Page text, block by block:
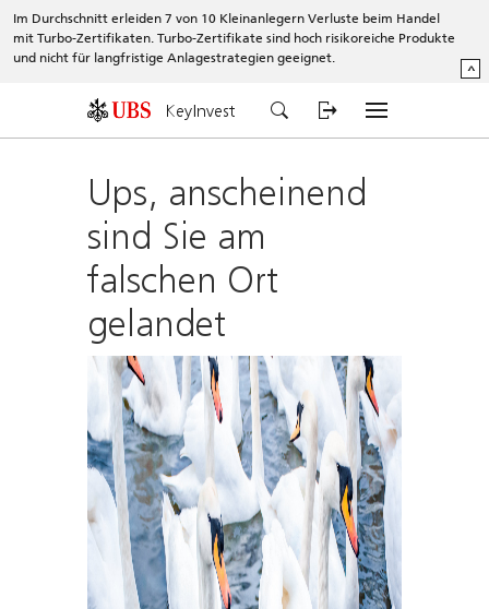
Im Durchschnitt erleiden 7 von 10 Kleinanlegern Verluste beim Handel
mit Turbo-Zertifikaten. Turbo-Zertifikate sind hoch risikoreiche Produkte
und nicht für langfristige Anlagestrategien geeignet.
^
KeyInvest
Ups, anscheinend
sind Sie am
falschen Ort
gelandet